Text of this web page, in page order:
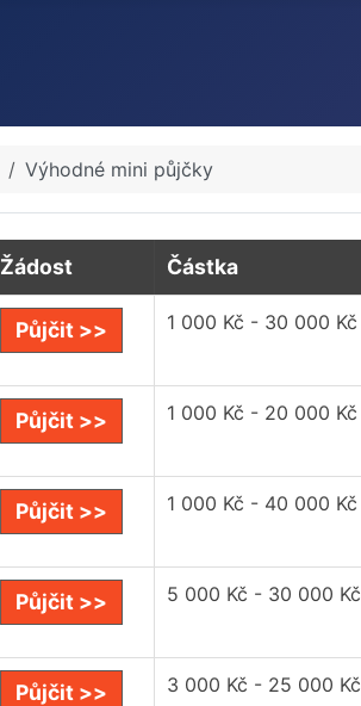
Výhodné mini půjčky
Žádost Částka
Půjčit >> 1 000 Kč - 30 000 Kč
Půjčit >> 1 000 Kč - 20 000 Kč
Půjčit >> 1 000 Kč - 40 000 Kč
Půjčit >> 5 000 Kč - 30 000 Kč
Půjčit >> 3 000 Kč - 25 000 Kč